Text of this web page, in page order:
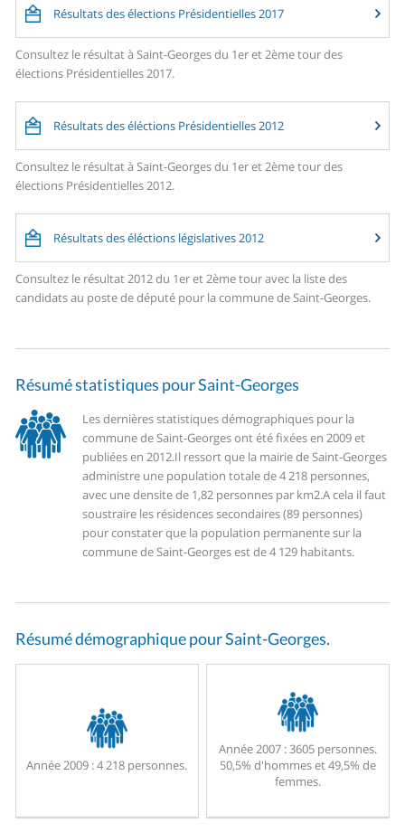
Résultats des élections Présidentielles 2017
Consultez le résultat à Saint-Georges du 1er et 2ème tour des
élections Présidentielles 2017.
Résultats des éléctions Présidentielles 2012
Consultez le résultat à Saint-Georges du 1er et 2ème tour des
élections Présidentielles 2012.
Résultats des éléctions législatives 2012
Consultez le résultat 2012 du 1er et 2ème tour avec la liste des
candidats au poste de député pour la commune de Saint-Georges.
Résumé statistiques pour Saint-Georges
Les dernières statistiques démographiques pour la
commune de Saint-Georges ont été fixées en 2009 et
publiées en 2012.Il ressort que la mairie de Saint-Georges
administre une population totale de 4 218 personnes,
avec une densite de 1,82 personnes par km2.A cela il faut
soustraire les résidences secondaires (89 personnes)
pour constater que la population permanente sur la
commune de Saint-Georges est de 4 129 habitants.
Résumé démographique pour Saint-Georges.
Année 2009 :4 218 personnes.
Année 2007 :3605 personnes.
50,5% d'hommes et 49,5% de
femmes.